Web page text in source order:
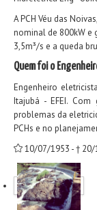
A PCH Véu das
nominal de 800kW e
3,5m³/s e a queda
Quem foi o
Engenheiro
Itajubá - EFEI.
problemas da
PCHs e no
10/07/1953 - †